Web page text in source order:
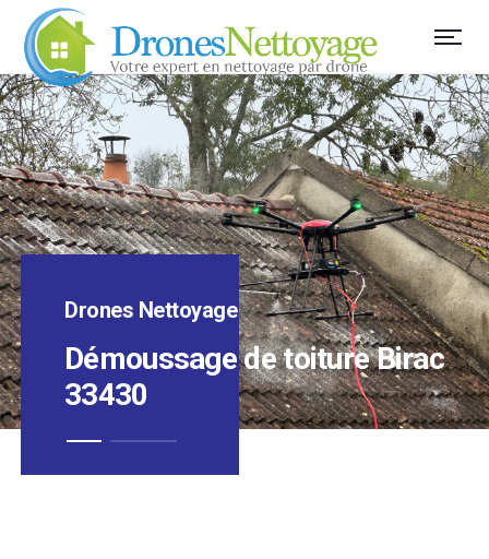
Drones Nettoyage
Démoussage de toiture Birac
33430